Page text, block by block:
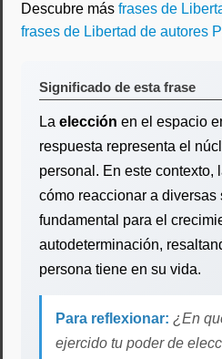
Descubre más frases de
frases de Libertad de autores
Significado de esta frase
La elección en el espacio
respuesta representa el
personal. En este contexto,
cómo reaccionar a diversas
fundamental para el
autodeterminación,
persona tiene en su vida.
Para reflexionar: ¿En
ejercido tu poder de